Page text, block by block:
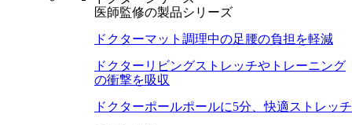
医師監修の製品シリーズ
ドクターマット 調理中の足腰の負担を軽減
ドクターリビングストレッチやトレーニング
の衝撃を吸収
ドクターポールポールに5分、快適ストレッチ